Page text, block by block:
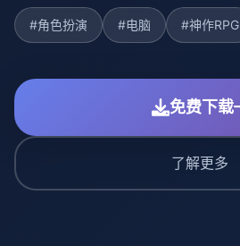
#角色扮演 #电脑 #神作RPG
免费下载
了解更多